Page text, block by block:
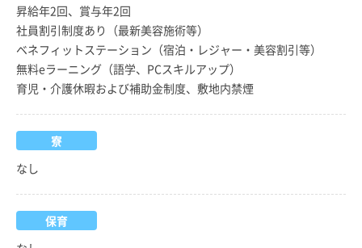
昇給年2回、賞与年2回
社員割引制度あり（最新美容施術等）
ベネフィットステーション（宿泊・レジャー・美容割引等）
無料eラーニング（語学、PCスキルアップ）
育児・介護休暇および補助金制度、敷地内禁煙
寮
なし
保育